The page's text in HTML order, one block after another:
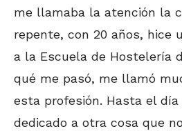
me llamaba la atención la
repente, con 20 años, hice
a la Escuela de Hostelería
qué me pasó, me llamó
esta profesión. Hasta el
dedicado a otra cosa que